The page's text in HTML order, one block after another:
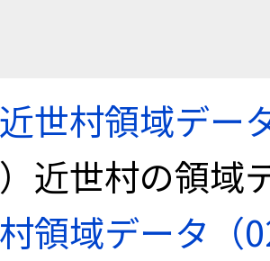
世村領域デー
近世村の領域
領域データ（